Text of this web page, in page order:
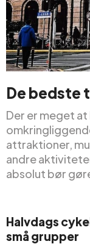
De bedste
Der er meget at
attraktioner,
andre
absolut bør
Halvdags
små grupper